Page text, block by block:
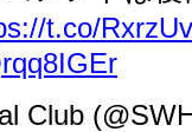
t.co/
Club